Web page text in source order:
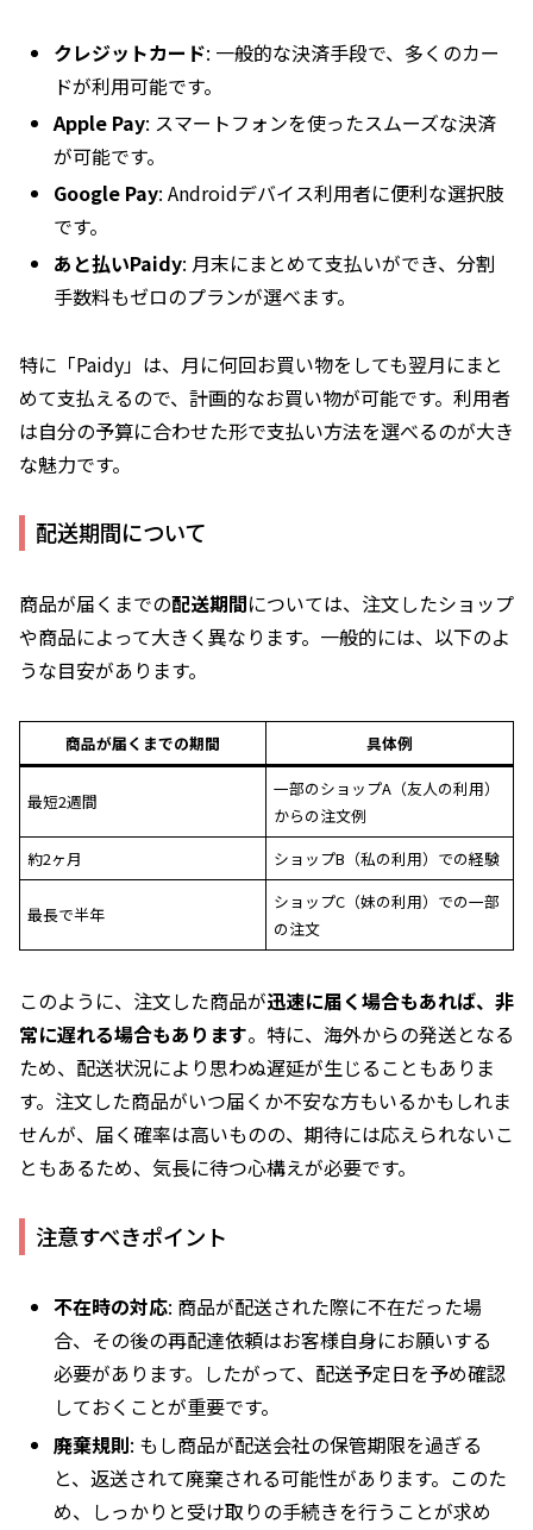
クレジットカード: 一般的な決済手段で、多くのカー
ドが利用可能です。
Apple Pay: スマートフォンを使ったスムーズな決済
が可能です。
Google Pay: Androidデバイス利用者に便利な選択肢
です。
あと払いPaidy: 月末にまとめて支払いができ、分割
手数料もゼロのプランが選べます。
特に「Paidy」は、月に何回お買い物をしても翌月にまと
めて支払えるので、計画的なお買い物が可能です。利用者
は自分の予算に合わせた形で支払い方法を選べるのが大き
な魅力です。
配送期間について
商品が届くまでの配送期間については、注文したショップ
や商品によって大きく異なります。一般的には、以下のよ
うな目安があります。
商品が届くまでの期間 具体例
最短2週間
一部のショップA（友人の利用）
からの注文例
約2ヶ月
ショップB（私の利用）での経験
最長で半年
ショップC（妹の利用）での一部
の注文
このように、注文した商品が迅速に届く場合もあれば、非
常に遅れる場合もあります。特に、海外からの発送となる
ため、配送状況により思わぬ遅延が生じることもありま
す。注文した商品がいつ届くか不安な方もいるかもしれま
せんが、届く確率は高いものの、期待には応えられないこ
ともあるため、気長に待つ心構えが必要です。
注意すべきポイント
不在時の対応: 商品が配送された際に不在だった場
合、その後の再配達依頼はお客様自身にお願いする
必要があります。したがって、配送予定日を予め確認
しておくことが重要です。
廃棄規則: もし商品が配送会社の保管期限を過ぎる
と、返送されて廃棄される可能性があります。このた
め、しっかりと受け取りの手続きを行うことが求め